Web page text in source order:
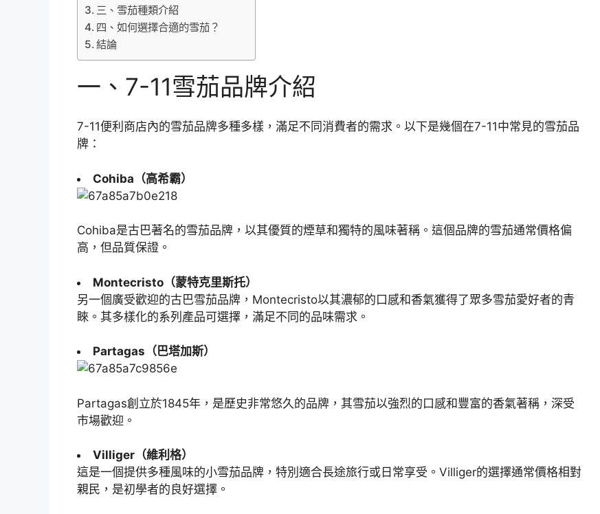
三、雪茄種類介紹
四、如何選擇合適的雪茄？
結論
一、7-11雪茄品牌介紹
7-11便利商店內的雪茄品牌多種多樣，滿足不同消費者的需求。以下是幾個在7-11中常見的雪茄品
牌：
Cohiba（高希霸）
Cohiba是古巴著名的雪茄品牌，以其優質的煙草和獨特的風味著稱。這個品牌的雪茄通常價格偏
高，但品質保證。
Montecristo（蒙特克里斯托）
另一個廣受歡迎的古巴雪茄品牌，Montecristo以其濃郁的口感和香氣獲得了眾多雪茄愛好者的青
睞。其多樣化的系列產品可選擇，滿足不同的品味需求。
Partagas（巴塔加斯）
Partagas創立於1845年，是歷史非常悠久的品牌，其雪茄以強烈的口感和豐富的香氣著稱，深受
市場歡迎。
Villiger（維利格）
這是一個提供多種風味的小雪茄品牌，特別適合長途旅行或日常享受。Villiger的選擇通常價格相對
親民，是初學者的良好選擇。